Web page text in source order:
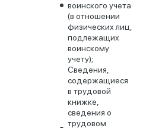
воинского учета
(в отношении
физических лиц,
подлежащих
воинскому
учету);
Сведения,
содержащиеся
в трудовой
книжке,
сведения о
трудовом